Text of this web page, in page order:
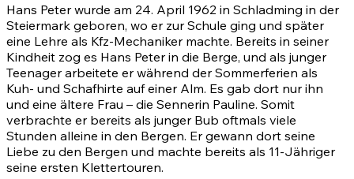
Hans Peter wurde am 24. April 1962 in Schladming in der
Steiermark geboren, wo er zur Schule ging und später
eine Lehre als Kfz-Mechaniker machte. Bereits in seiner
Kindheit zog es Hans Peter in die Berge, und als junger
Teenager arbeitete er während der Sommerferien als
Kuh- und Schafhirte auf einer Alm. Es gab dort nur ihn
und eine ältere Frau – die Sennerin Pauline. Somit
verbrachte er bereits als junger Bub oftmals viele
Stunden alleine in den Bergen. Er gewann dort seine
Liebe zu den Bergen und machte bereits als 11-Jähriger
seine ersten Klettertouren.